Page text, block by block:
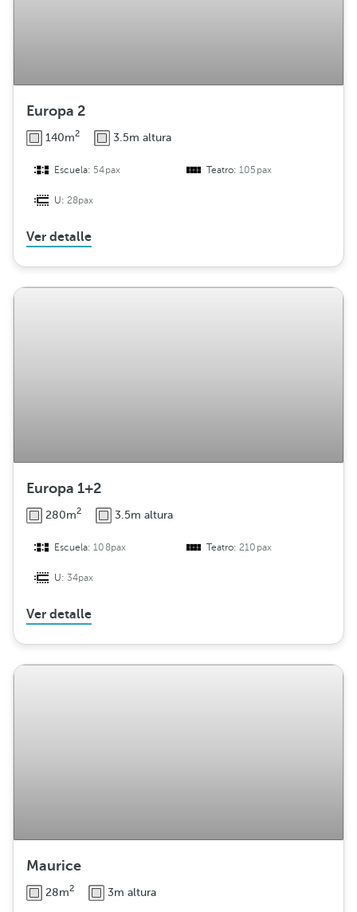
Europa 2
140m2 3.5m altura
Escuela: 54pax Teatro:105pax
U:28pax
Ver detalle
Europa 1+2
280m2 3.5m altura
Escuela:108pax Teatro:210pax
U:34pax
Ver detalle
Maurice
28m2 3m altura